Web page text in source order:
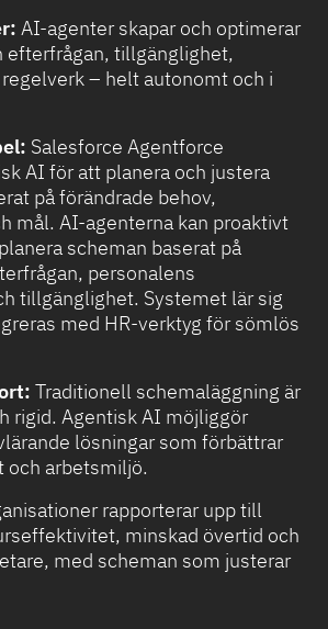
AI-agenter skapar och optimerar
efterfrågan, tillgänglighet,
– helt autonomt och i
Salesforce Agentforce
AI för att planera och justera
på förändrade behov,
mål. AI-agenterna kan proaktivt
scheman baserat på
personalens
tillgänglighet. Systemet lär sig
med HR-verktyg för sömlös
Traditionell schemaläggning är
rigid. Agentisk AI möjliggör
lösningar som förbättrar
och arbetsmiljö.
rapporterar upp till
minskad övertid och
med scheman som justerar